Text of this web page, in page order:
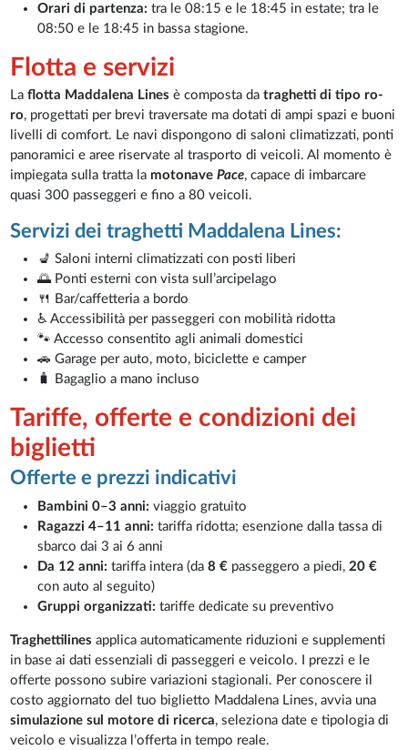
Orari di partenza:tra le 08:15 e le 18:45 in estate; tra le
08:50 e le 18:45 in bassa stagione.
Flotta e servizi
Laflotta Maddalena Lines è composta datraghetti di tipo ro-
ro, progettati per brevi traversate ma dotati di ampi spazi e buoni
livelli di comfort. Le navi dispongono di saloni climatizzati, ponti
panoramici e aree riservate al trasporto di veicoli. Al momento è
impiegata sulla tratta la motonavePace, capace di imbarcare
quasi 300 passeggeri e fino a 80 veicoli.
Servizi dei traghetti Maddalena Lines:
💺 Saloni interni climatizzati con posti liberi
🌅 Ponti esterni con vista sull’arcipelago
🍴 Bar/caffetteria a bordo
♿ Accessibilità per passeggeri con mobilità ridotta
🐾 Accesso consentito agli animali domestici
🚗 Garage per auto, moto, biciclette e camper
🧳 Bagaglio a mano incluso
Tariffe, offerte e condizioni dei
biglietti
Offerte e prezzi indicativi
Bambini 0–3 anni: viaggio gratuito
Ragazzi 4–11 anni: tariffa ridotta; esenzione dalla tassa di
sbarco dai 3 ai 6 anni
Da 12 anni: tariffa intera (da8 € passeggero a piedi, 20 €
con auto al seguito)
Gruppi organizzati: tariffe dedicate su preventivo
Traghettilines applica automaticamente riduzioni e supplementi
in base ai dati essenziali di passeggeri e veicolo. I prezzi e le
offerte possono subire variazioni stagionali. Per conoscere il
costo aggiornato del tuo biglietto Maddalena Lines, avvia una
simulazione sul motore di ricerca, seleziona date e tipologia di
veicolo e visualizza l’offerta in tempo reale.